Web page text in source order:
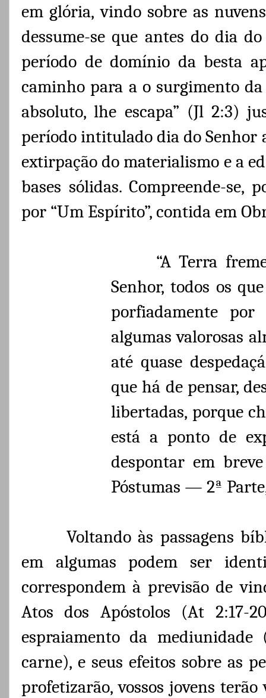
em glória, vindo sobre as
dessume-se que antes do dia
período de domínio da besta
caminho para a o surgimento da
absoluto, lhe escapa” (Jl 2:3)
período intitulado dia do Senhor
extirpação do materialismo e a
bases sólidas. Compreende-se,
por “Um Espírito”, contida em
“A Terra
Senhor, todos os
porfiadamente
algumas valorosas
até quase
que há de pensar,
libertadas, porque
está a ponto de
despontar em
Póstumas — 2ª
Voltando às passagens
em algumas podem ser
correspondem à previsão de
Atos dos Apóstolos (At 2:17-
espraiamento da
carne), e seus efeitos sobre as
profetizarão, vossos jovens terão